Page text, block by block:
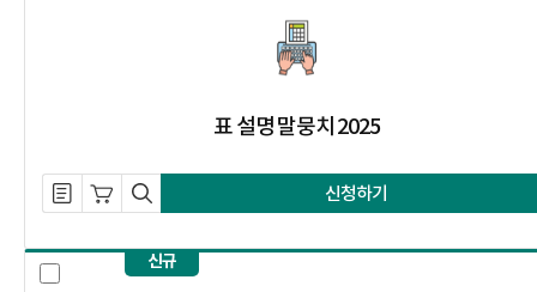
표 설명 말뭉치 2025
설명 자료 내려받기
장바구니 담기
미리보기 신청하기
신규